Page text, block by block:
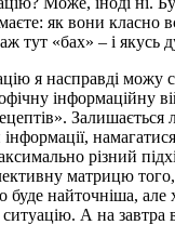
як вони класно
тут «бах» – і якусь
я насправді можу
інформаційну
різний
матрицю того,
буде найточніша, але
А на завтра